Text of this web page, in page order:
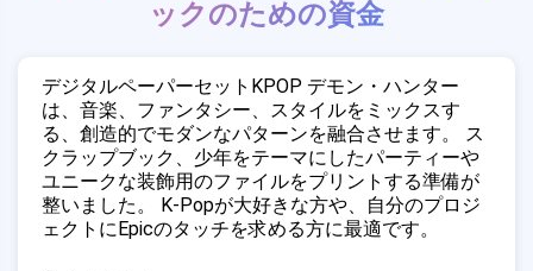
ックのための資金
デジタルペーパーセットKPOP デモン・ハンター
は、音楽、ファンタシー、スタイルをミックスす
る、創造的でモダンなパターンを融合させます。 ス
クラップブック、少年をテーマにしたパーティーや
ユニークな装飾用のファイルをプリントする準備が
整いました。 K-Popが大好きな方や、自分のプロジ
ェクトにEpicのタッチを求める方に最適です。